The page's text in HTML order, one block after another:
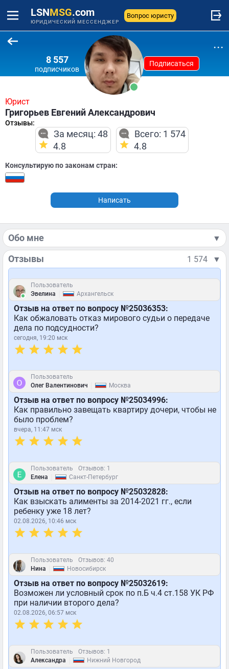
LSNMSG.com
ЮРИДИЧЕСКИЙ МЕССЕНДЖЕР
Вопрос юристу
8 557
подписчиков
Подписаться
...
Юрист
Григорьев Евгений Александрович
Отзывы:
За месяц: 48
4.8
Всего: 1 574
4.8
Консультирую по законам стран:
Написать
Обо мне ▼
Отзывы 1 574 ▼
Пользователь
Эвелина
Архангельск
Отзыв на ответ по вопросу №25036353:
Как обжаловать отказ мирового судьи о передаче
дела по подсудности?
сегодня, 19:20 мск
Пользователь
Олег Валентинович
Москва
Отзыв на ответ по вопросу №25034996:
Как правильно завещать квартиру дочери, чтобы не
было проблем?
вчера, 11:47 мск
Пользователь
Отзывов: 1
Елена
Санкт-Петербург
Отзыв на ответ по вопросу №25032828:
Как взыскать алименты за 2014-2021 гг., если
ребенку уже 18 лет?
02.08.2026, 10:46 мск
Пользователь
Отзывов: 40
Нина
Новосибирск
Отзыв на ответ по вопросу №25032619:
Возможен ли условный срок по п.Б ч.4 ст.158 УК РФ
при наличии второго дела?
02.08.2026, 06:57 мск
Пользователь
Отзывов: 1
Александра
Нижний Новгород